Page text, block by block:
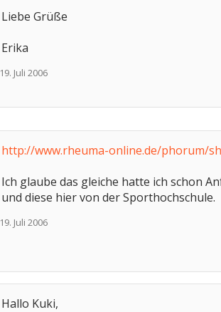
Liebe Grüße
Erika
19. Juli 2006
http://www.rheuma-online.de/phorum/
Ich glaube das gleiche hatte ich schon
und diese hier von der Sporthochschule.
19. Juli 2006
Hallo Kuki,